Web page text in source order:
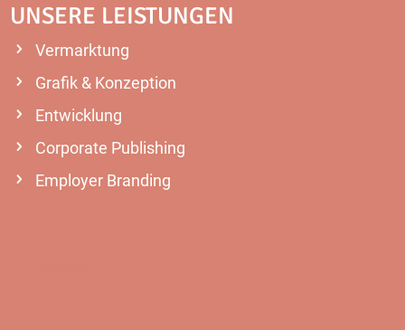
UNSERE LEISTUNGEN
Vermarktung
Grafik & Konzeption
Entwicklung
Corporate Publishing
Employer Branding